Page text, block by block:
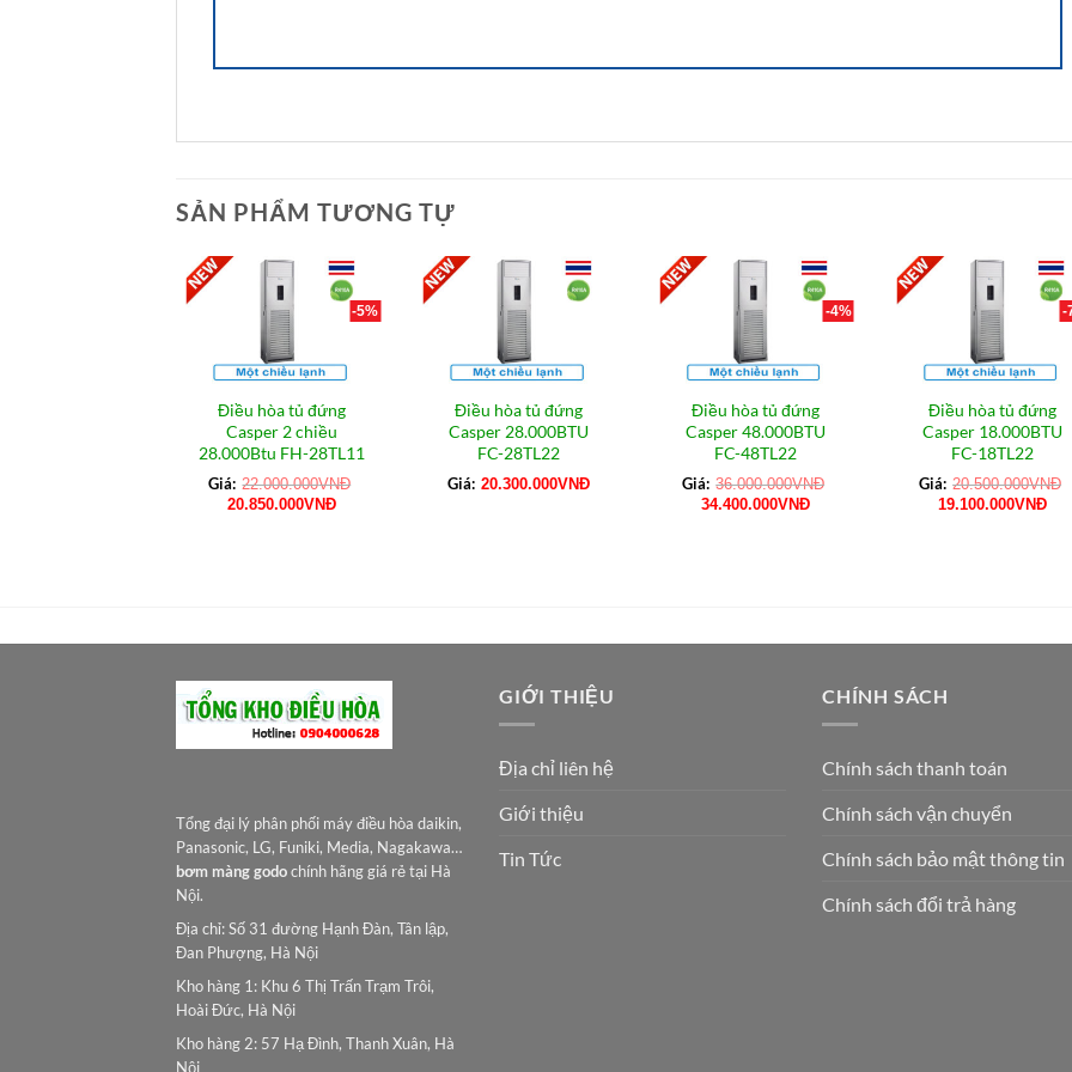
SẢN PHẨM TƯƠNG TỰ
-5%
Điều hòa tủ đứng
Casper 2 chiều
28.000Btu FH-28TL11
Giá: 22.000.000VNĐ
Giá
20.850.000VNĐGiá
Điều hòa tủ đứng
Casper 28.000BTU
FC-28TL22
Giá: 20.300.000VNĐ
-4%
Điều hòa tủ đứng
Casper 48.000BTU
FC-48TL22
Giá: 36.000.000VNĐ
Giá
34.400.000VNĐGiá
-
Điều hòa tủ đứng
Casper 18.000BTU
FC-18TL22
Giá: 20.500.000VNĐ
Giá
19.100.000VNĐGiá
Tổng đại lý phân phối máy điều hòa daikin,
Panasonic, LG, Funiki, Media, Nagakawa…
bơm màng godochính hãng giá rẻ tại Hà
Nội.
Địa chỉ: Số 31 đường Hạnh Đàn, Tân lập,
Đan Phượng, Hà Nội
Kho hàng 1: Khu 6 Thị Trấn Trạm Trôi,
Hoài Đức, Hà Nội
Kho hàng 2: 57 Hạ Đình, Thanh Xuân, Hà
Nội
GIỚI THIỆU
Địa chỉ liên hệ
Giới thiệu
Tin Tức
CHÍNH SÁCH
Chính sách thanh toán
Chính sách vận chuyển
Chính sách bảo mật thông tin
Chính sách đổi trả hàng